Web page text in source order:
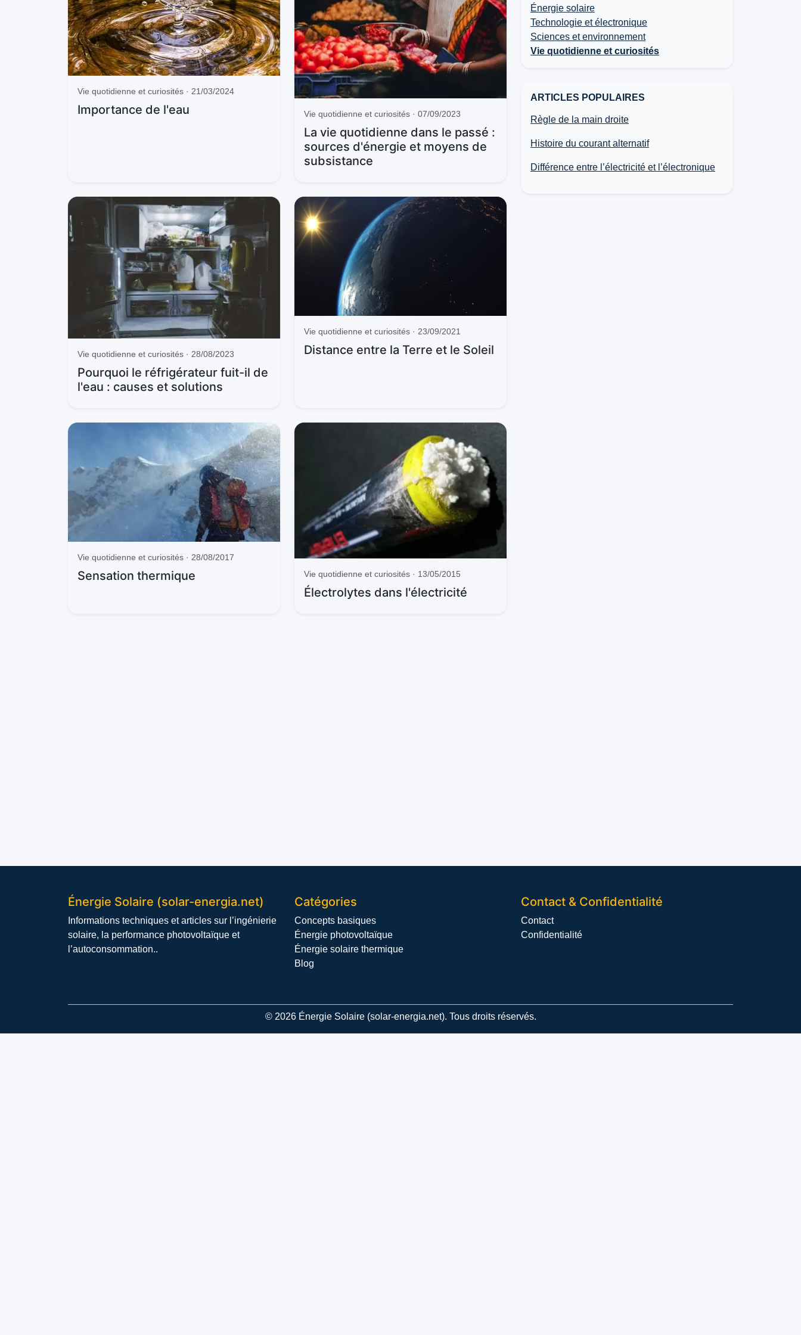
Vie quotidienne et curiosités · 21/03/2024
Importance de l'eau Vie quotidienne et curiosités · 07/09/2023
La vie quotidienne dans le passé :
sources d'énergie et moyens de
subsistance
Vie quotidienne et curiosités · 28/08/2023
Pourquoi le réfrigérateur fuit-il de
l'eau : causes et solutions
Vie quotidienne et curiosités · 23/09/2021
Distance entre la Terre et le Soleil
Vie quotidienne et curiosités · 28/08/2017
Sensation thermique Vie quotidienne et curiosités · 13/05/2015
Électrolytes dans l'électricité
Énergie solaire
Technologie et électronique
Sciences et environnement
Vie quotidienne et curiosités
ARTICLES POPULAIRES
Règle de la main droite
Histoire du courant alternatif
Différence entre l’électricité et l’électronique
Énergie Solaire (solar-energia.net)
Informations techniques et articles sur l’ingénierie
solaire, la performance photovoltaïque et
l’autoconsommation..
Catégories
Concepts basiques
Énergie photovoltaïque
Énergie solaire thermique
Blog
Contact & Confidentialité
Contact
Confidentialité
© 2026 Énergie Solaire (solar-energia.net). Tous droits réservés.